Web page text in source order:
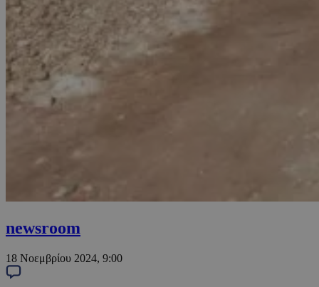
newsroom
18 Νοεμβρίου 2024, 9:00